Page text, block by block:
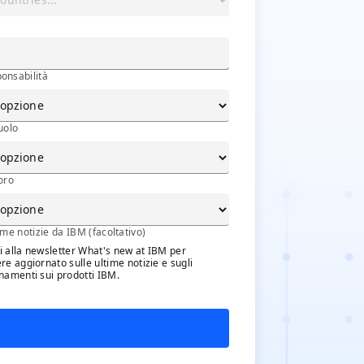
notizie da IBM (facoltativo)
notizie da IBM (facoltativo)
alla newsletter What's new at IBM per
aggiornato sulle ultime notizie e sugli
sui prodotti IBM.